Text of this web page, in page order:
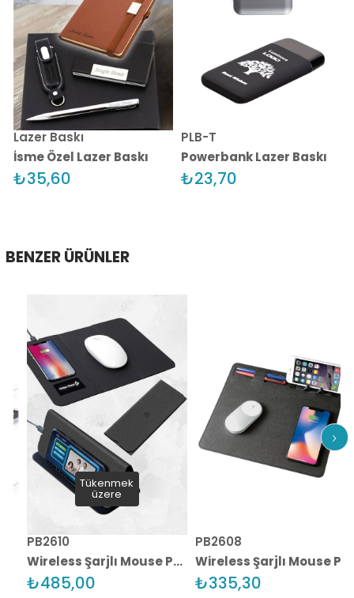
İsme Özel Lazer Baskı
Lazer Baskı
₺35,60
Powerbank Lazer Baskı
PLB-T
₺23,70
BENZER ÜRÜNLER
Wireless Şarjlı Mouse Pad
PB2610
₺485,00
Tükenmek
üzere
Wireless Şarjlı Mouse Pad
PB2608
₺335,30